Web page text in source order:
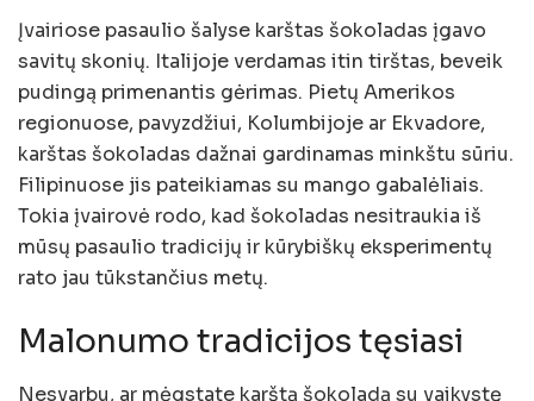
Įvairiose pasaulio šalyse karštas šokoladas įgavo
savitų skonių. Italijoje verdamas itin tirštas, beveik
pudingą primenantis gėrimas. Pietų Amerikos
regionuose, pavyzdžiui, Kolumbijoje ar Ekvadore,
karštas šokoladas dažnai gardinamas minkštu sūriu.
Filipinuose jis pateikiamas su mango gabalėliais.
Tokia įvairovė rodo, kad šokoladas nesitraukia iš
mūsų pasaulio tradicijų ir kūrybiškų eksperimentų
rato jau tūkstančius metų.
Malonumo tradicijos tęsiasi
Nesvarbu, ar mėgstate karštą šokoladą su vaikystę